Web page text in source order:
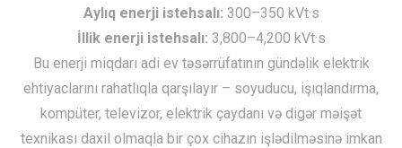
Aylıq enerji istehsalı: 300–350 kVt·s
İllik enerji istehsalı: 3,800–4,200 kVt·s
Bu enerji miqdarı adi ev təsərrüfatının gündəlik elektrik
ehtiyaclarını rahatlıqla qarşılayır – soyuducu, işıqlandırma,
kompüter, televizor, elektrik çaydanı və digər məişət
texnikası daxil olmaqla bir çox cihazın işlədilməsinə imkan